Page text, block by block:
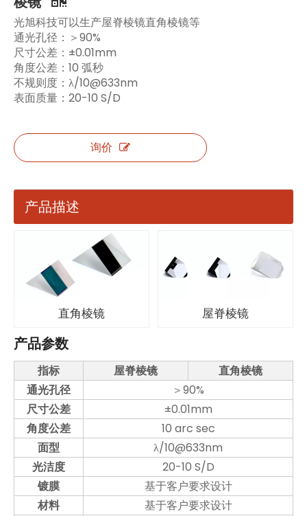
光旭科技可以生产屋脊棱镜直角棱镜等
通光孔径：＞90%
尺寸公差：±0.01mm
角度公差：10 弧秒
不规则度：λ/10@633nm
表面质量：20-10 S/D
询价
产品描述
直角棱镜 屋脊棱镜
产品参数
指标 屋脊棱镜
直角棱镜
通光孔径
＞90%
尺寸公差
±0.01mm
角度公差
10 arc sec
面型
λ/10@633nm
光洁度
20-10 S/D
镀膜
基于客户要求设计
材料
基于客户要求设计